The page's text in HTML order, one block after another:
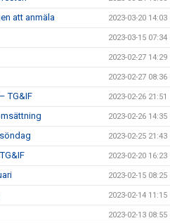
att anmäla 2023-03-20 14:03
2023-03-15 07:34
2023-02-27 14:29
2023-02-27 08:36
TG&IF 2023-02-26 21:51
2023-02-26 14:35
2023-02-25 21:43
2023-02-20 16:23
2023-02-15 08:25
2023-02-14 11:15
2023-02-13 08:55